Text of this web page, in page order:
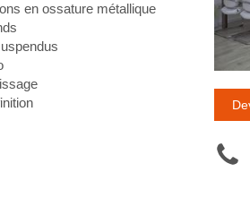
en ossature métallique